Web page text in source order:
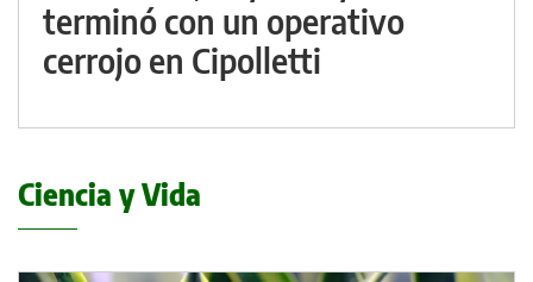
terminó con un operativo
cerrojo en Cipolletti
Ciencia y Vida